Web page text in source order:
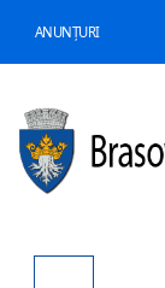
ANUNȚURI